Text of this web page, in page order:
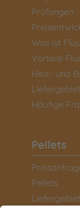
Prüfungen
Was ist
Vorteile
Heiz- und
Liefergebiet
Häufige
Pellets
Pellets
Liefergebiet